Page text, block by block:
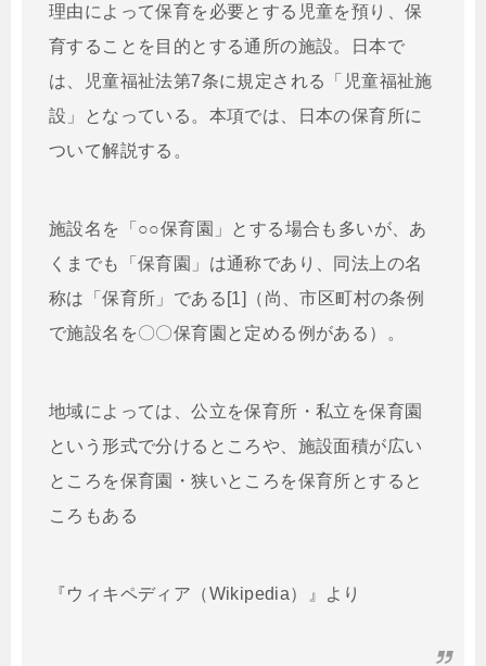
理由によって保育を必要とする児童を預り、保
育することを目的とする通所の施設。日本で
は、児童福祉法第7条に規定される「児童福祉施
設」となっている。本項では、日本の保育所に
ついて解説する。
施設名を「○○保育園」とする場合も多いが、あ
くまでも「保育園」は通称であり、同法上の名
称は「保育所」である[1]（尚、市区町村の条例
で施設名を〇〇保育園と定める例がある）。
地域によっては、公立を保育所・私立を保育園
という形式で分けるところや、施設面積が広い
ところを保育園・狭いところを保育所とすると
ころもある
『ウィキペディア（Wikipedia）』より